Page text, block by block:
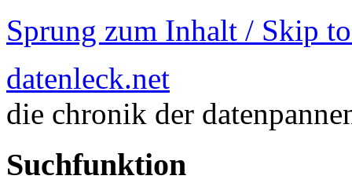
Sprung zum Inhalt / Skip
datenleck.net
die chronik der
Suchfunktion